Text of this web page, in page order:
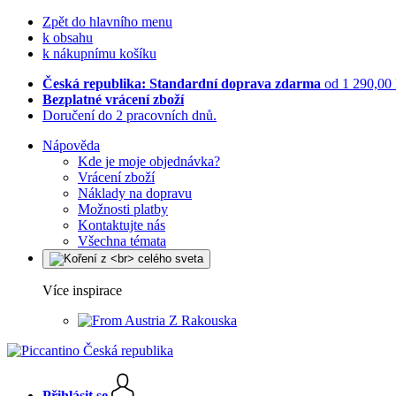
Zpět do hlavního menu
k obsahu
k nákupnímu košíku
Česká republika: Standardní doprava zdarma od 1 290,00
Bezplatné vrácení zboží
Doručení do 2 pracovních dnů.
Nápověda
Kde je moje objednávka?
Vrácení zboží
Náklady na dopravu
Možnosti platby
Kontaktujte nás
Všechna témata
Více inspirace
Z Rakouska